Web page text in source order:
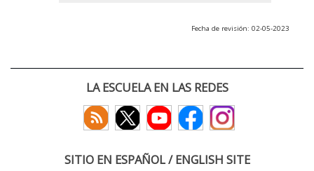
Fecha de revisión: 02-05-2023
LA ESCUELA EN LAS REDES
SITIO EN ESPAÑOL / ENGLISH SITE